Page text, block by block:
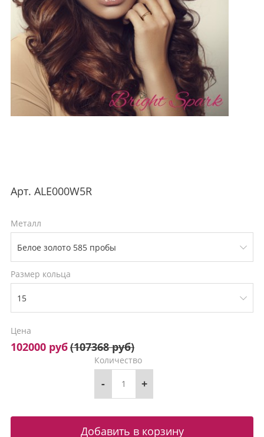
Арт. ALE000W5R
Металл
Размер кольца
Цена
102000 руб(107368 руб)
Количество
- +